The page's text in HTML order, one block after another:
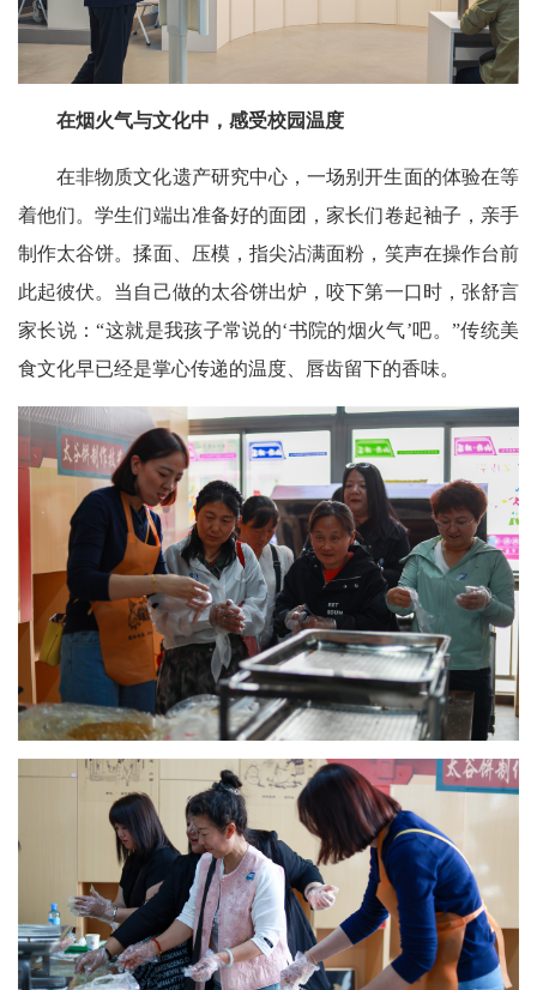
在烟火气与文化中 ， 感受校园温度
在非物质文化遗产研究中心，一场别开生面的体验在等
着他们。学生们端出准备好的面团，家长们卷起袖子，亲手
制作太谷饼。揉面、压模，指尖沾满面粉，笑声在操作台前
此起彼伏。当自己做的太谷饼出炉，咬下第一口时，张舒言
家长说：“这就是我孩子常说的‘书院的烟火气’吧。”传统美
食文化早已经是掌心传递的温度、唇齿留下的香味。